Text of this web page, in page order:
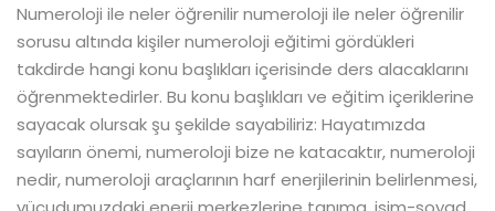
Numeroloji ile neler öğrenilir numeroloji ile neler öğrenilir
sorusu altında kişiler numeroloji eğitimi gördükleri
takdirde hangi konu başlıkları içerisinde ders alacaklarını
öğrenmektedirler. Bu konu başlıkları ve eğitim içeriklerine
sayacak olursak şu şekilde sayabiliriz: Hayatımızda
sayıların önemi, numeroloji bize ne katacaktır, numeroloji
nedir, numeroloji araçlarının harf enerjilerinin belirlenmesi,